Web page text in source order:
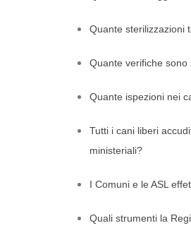
Quante sterilizzazioni
Quante verifiche
Quante ispezioni nei
Tutti i cani liberi
ministeriali?
I Comuni e le ASL
Quali strumenti la